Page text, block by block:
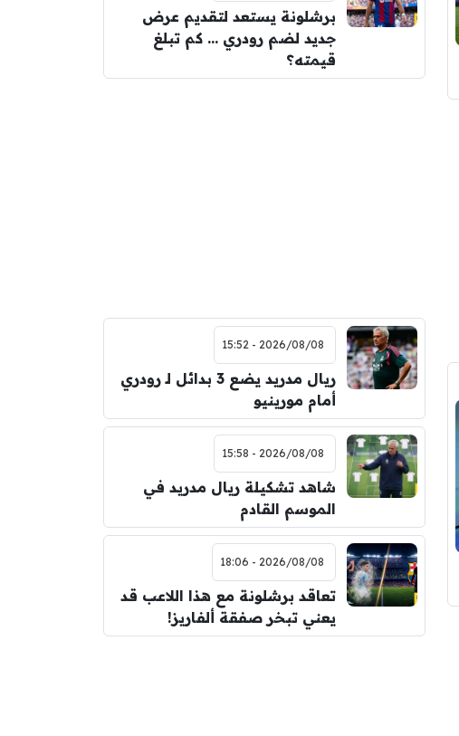
برشلونة يستعد لتقديم عرض
جديد لضم رودري … كم تبلغ
قيمته؟
2026/08/08 - 15:52
ريال مدريد يضع 3 بدائل لـ رودري
أمام مورينيو
2026/08/08 - 15:58
شاهد تشكيلة ريال مدريد في
الموسم القادم
2026/08/08 - 18:06
تعاقد برشلونة مع هذا اللاعب قد
يعني تبخر صفقة ألفاريز!